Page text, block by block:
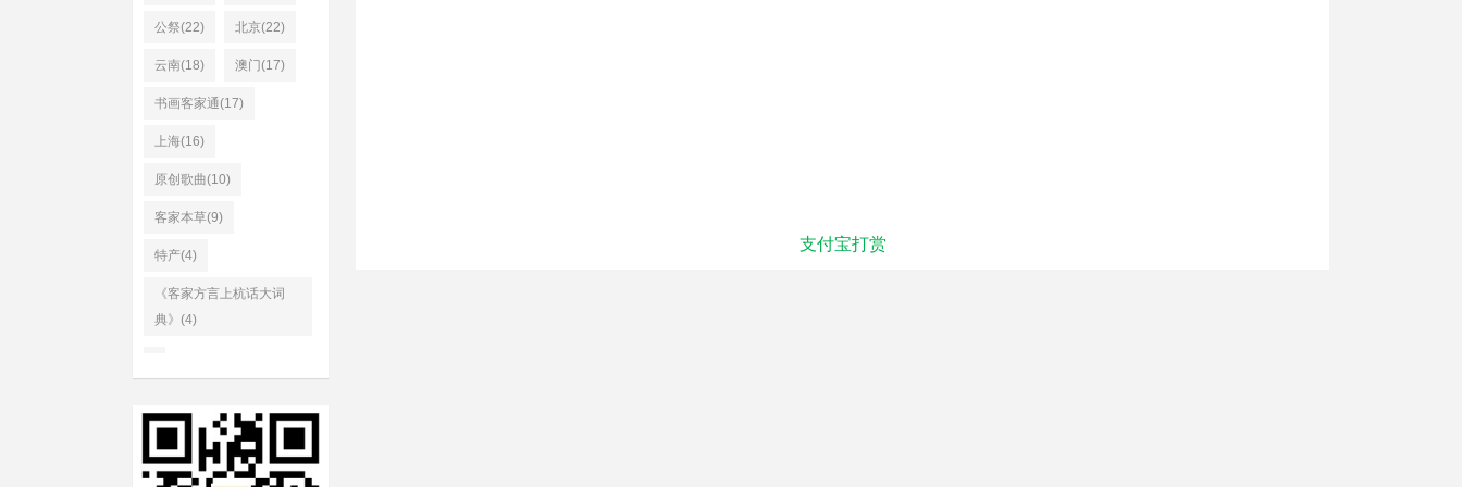
公祭(22) 北京(22)
云南(18) 澳门(17)
书画客家通(17)
上海(16)
原创歌曲(10)
客家本草(9)
特产(4)
《客家方言上杭话大词
典》(4)
支付宝打赏